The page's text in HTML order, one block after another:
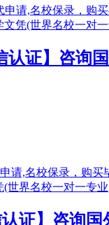
证】咨询
证】咨询